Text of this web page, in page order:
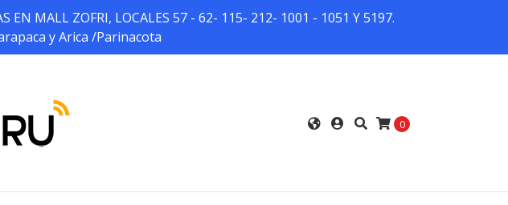
EN MALL ZOFRI, LOCALES 57 - 62- 115- 212- 1001 - 1051 Y 5197.
y Arica /Parinacota
0